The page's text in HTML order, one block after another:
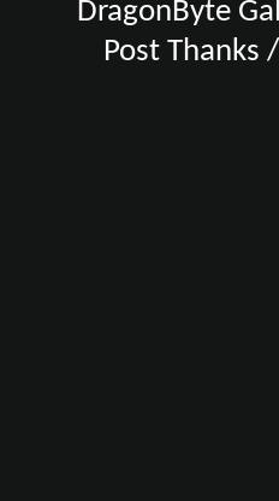
DragonByte
Post Thanks